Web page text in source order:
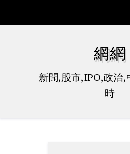
網網
新聞,股市,IPO,政治,
時